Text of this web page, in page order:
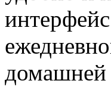
домашней